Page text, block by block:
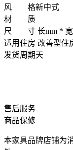
风 格新中式
材 质
尺 寸 长mm *
适用住房 改善型住
发货周期天
售后服务
商品保修
本家具品牌店铺为